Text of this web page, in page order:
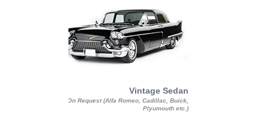
Vintage Sedan
On Request (Alfa Romeo, Cadillac, Buick,
Plyumouth etc.)